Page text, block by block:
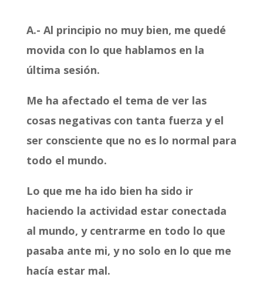
A.- Al principio no muy bien, me quedé
movida con lo que hablamos en la
última sesión.
Me ha afectado el tema de ver las
cosas negativas con tanta fuerza y el
ser consciente que no es lo normal para
todo el mundo.
Lo que me ha ido bien ha sido ir
haciendo la actividad estar conectada
al mundo, y centrarme en todo lo que
pasaba ante mi, y no solo en lo que me
hacía estar mal.